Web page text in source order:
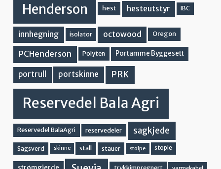
Henderson hest hesteutstyr IBC
innhegning isolator octowood Oregon
PCHenderson Polyten Portamme Byggesett
portrull portskinne PRK
Reservedel Bala Agri
Reservedel BalaAgri reservedeler sagkjede
Sagsverd skinne stall stauer stolpe stople